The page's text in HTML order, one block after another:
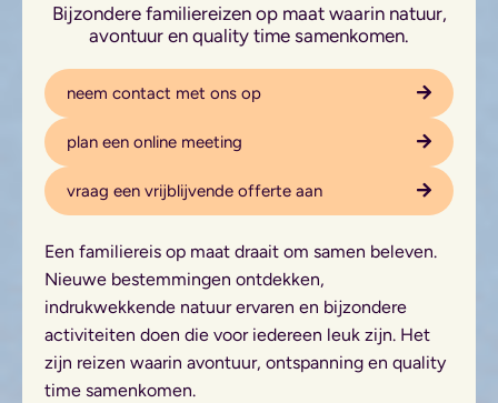
Bijzondere familiereizen op maat waarin natuur,
avontuur en quality time samenkomen.
neem contact met ons op
plan een online meeting
vraag een vrijblijvende offerte aan
Een familiereis op maat draait om samen beleven.
Nieuwe bestemmingen ontdekken,
indrukwekkende natuur ervaren en bijzondere
activiteiten doen die voor iedereen leuk zijn. Het
zijn reizen waarin avontuur, ontspanning en quality
time samenkomen.